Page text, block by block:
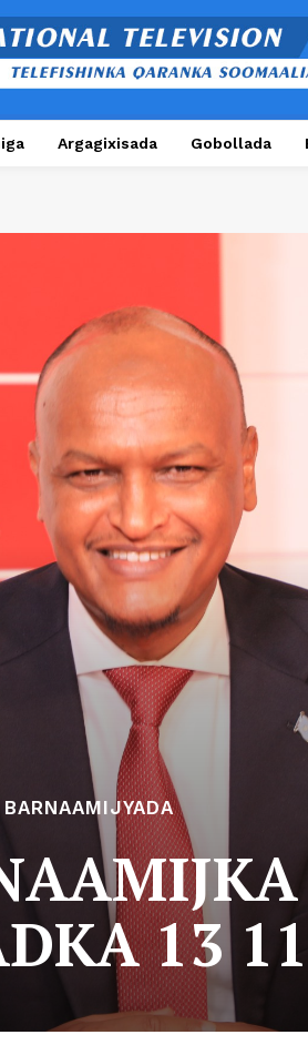
Argagixisada Gobollada
BARNAAMIJYADA
13